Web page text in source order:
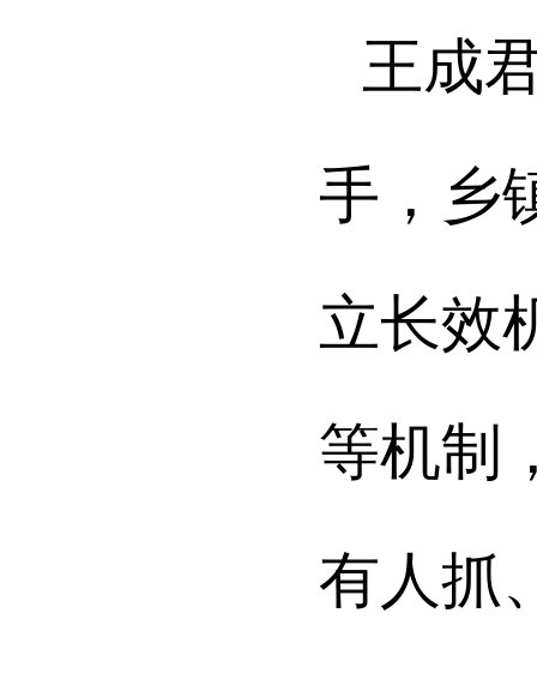
王成
手，乡
立长效
等机制
有人抓